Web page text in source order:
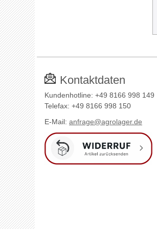
Kontaktdaten
Kundenhotline: +49 8166 998 149
Telefax: +49 8166 998 150
E-Mail: anfrage@agrolager.de